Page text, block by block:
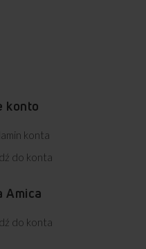
konto
konta
do konta
Amica
do konta